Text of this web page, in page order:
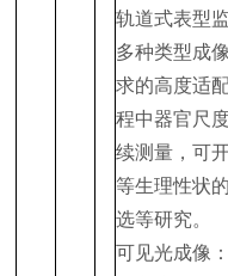
轨道式表型
多种类型成
求的高度适
程中器官尺
续测量，可
等生理性状
选等研究。
可见光成像